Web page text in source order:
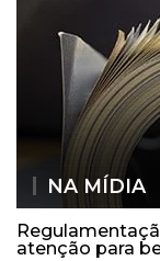
NA MÍDIA
atenção para